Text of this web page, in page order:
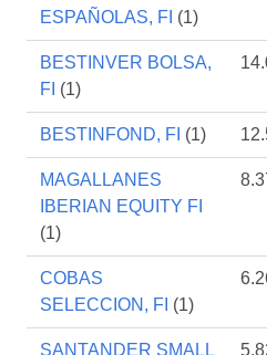
ESPAÑOLAS, FI (1)
BESTINVER BOLSA,
FI (1)
BESTINFOND, FI (1)
MAGALLANES
IBERIAN EQUITY FI
(1)
COBAS
SELECCION, FI (1)
SANTANDER SMALL